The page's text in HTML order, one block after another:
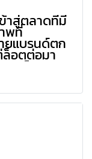
าสู่ตลาดที่มี
พที่
ยแบรนด์ตก
ล็อตต่อมา
ดไปหาก
นที่ได้